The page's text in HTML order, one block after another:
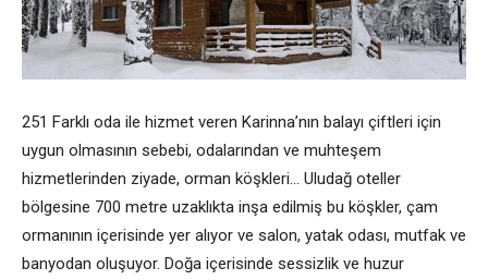
251 Farklı oda ile hizmet veren Karinna’nın balayı çiftleri için
uygun olmasının sebebi, odalarından ve muhteşem
hizmetlerinden ziyade, orman köşkleri… Uludağ oteller
bölgesine 700 metre uzaklıkta inşa edilmiş bu köşkler, çam
ormanının içerisinde yer alıyor ve salon, yatak odası, mutfak ve
banyodan oluşuyor. Doğa içerisinde sessizlik ve huzur